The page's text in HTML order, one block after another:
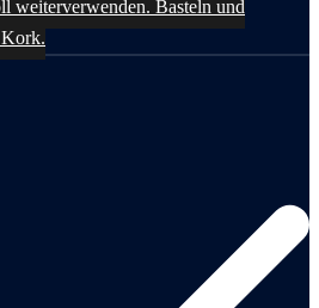
weiterverwenden. Basteln und